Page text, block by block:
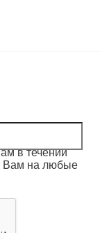
в течении
Вам на любые